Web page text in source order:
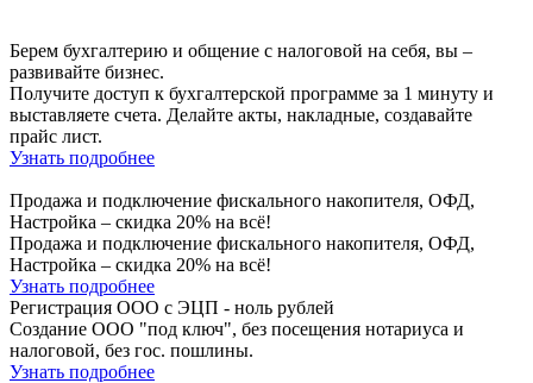
Берем бухгалтерию и общение с налоговой на себя, вы –
развивайте бизнес.
Получите доступ к бухгалтерской программе за 1 минуту и
выставляете счета. Делайте акты, накладные, создавайте
прайс лист.
Узнать подробнее
Продажа и подключение фискального накопителя, ОФД,
Настройка – скидка 20% на всё!
Продажа и подключение фискального накопителя, ОФД,
Настройка – скидка 20% на всё!
Узнать подробнее
Регистрация ООО с ЭЦП - ноль рублей
Создание ООО "под ключ", без посещения нотариуса и
налоговой, без гос. пошлины.
Узнать подробнее